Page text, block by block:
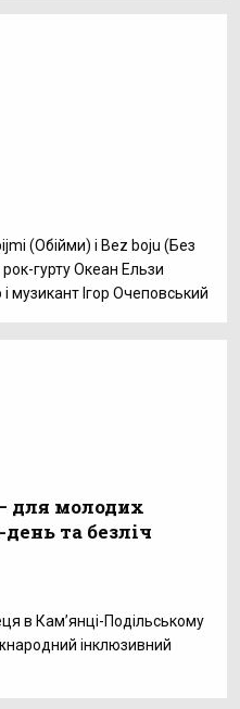
(Обійми) і Bez boju (Без
гурту Океан Ельзи
музикант Ігор Очеповський
для молодих
та безліч
в Кам’янці-Подільському
інклюзивний